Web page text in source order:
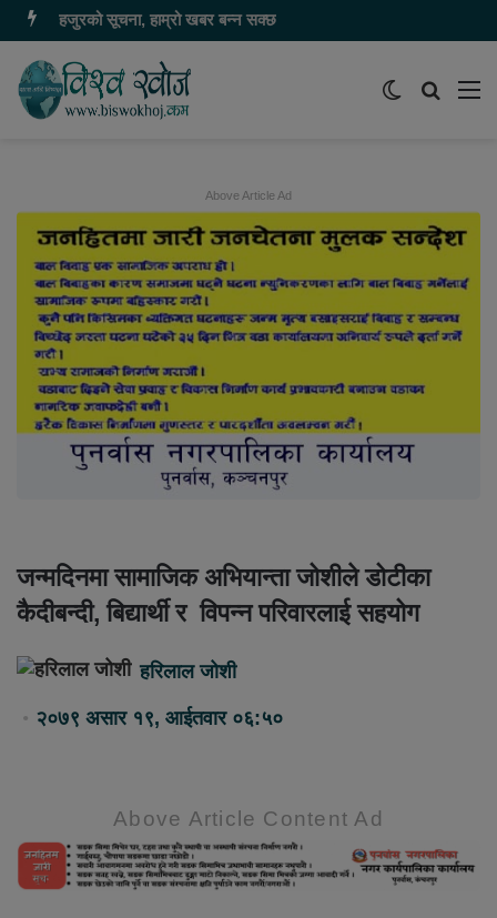
हजुरको सूचना, हाम्रो खबर बन्न सक्छ
समाचार
Switch
Above Article Ad
जन्मदिनमा सामाजिक अभियान्ता जोशीले डोटीका
कैदीबन्दी, बिद्यार्थी र विपन्न परिवारलाई सहयोग
हरिलाल जोशी
२०७९ असार १९, आईतवार ०६:५०
Above Article Content Ad